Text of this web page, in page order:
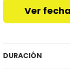
Ver
DURACIÓN